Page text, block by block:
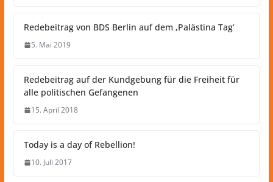
Redebeitrag von BDS Berlin auf dem ‚Palästina Tag‘
5. Mai 2019
Redebeitrag auf der Kundgebung für die Freiheit für
alle politischen Gefangenen
15. April 2018
Today is a day of Rebellion!
10. Juli 2017